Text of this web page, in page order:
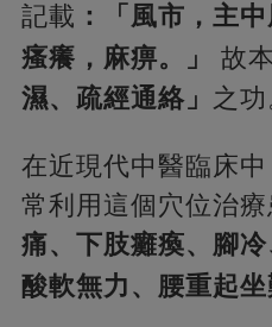
記載 ：「風市，主
瘙癢， 麻痹。」 故
濕、疏經通絡」 之功
在近現代中醫臨床
常利用這個穴位治療
痛、下肢癱瘓、腳
酸軟無力、腰重起坐